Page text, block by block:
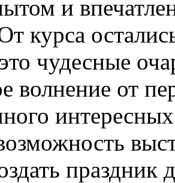
и
курса
чудесные
волнение от